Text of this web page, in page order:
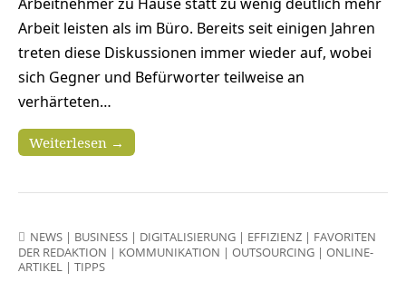
Arbeit leisten als im Büro. Bereits seit einigen Jahren
treten diese Diskussionen immer wieder auf, wobei
sich Gegner und Befürworter teilweise an
verhärteten…
Weiterlesen →
NEWS | BUSINESS | DIGITALISIERUNG | EFFIZIENZ | FAVORITEN
DER REDAKTION | KOMMUNIKATION | OUTSOURCING | ONLINE-
ARTIKEL | TIPPS